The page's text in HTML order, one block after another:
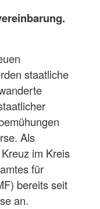
staatliche
Als
im Kreis
für
bereits seit
an.